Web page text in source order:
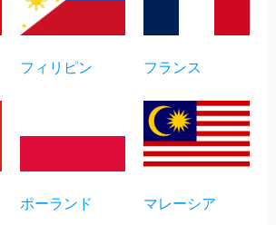
フィリピン フランス
ポーランド マレーシア